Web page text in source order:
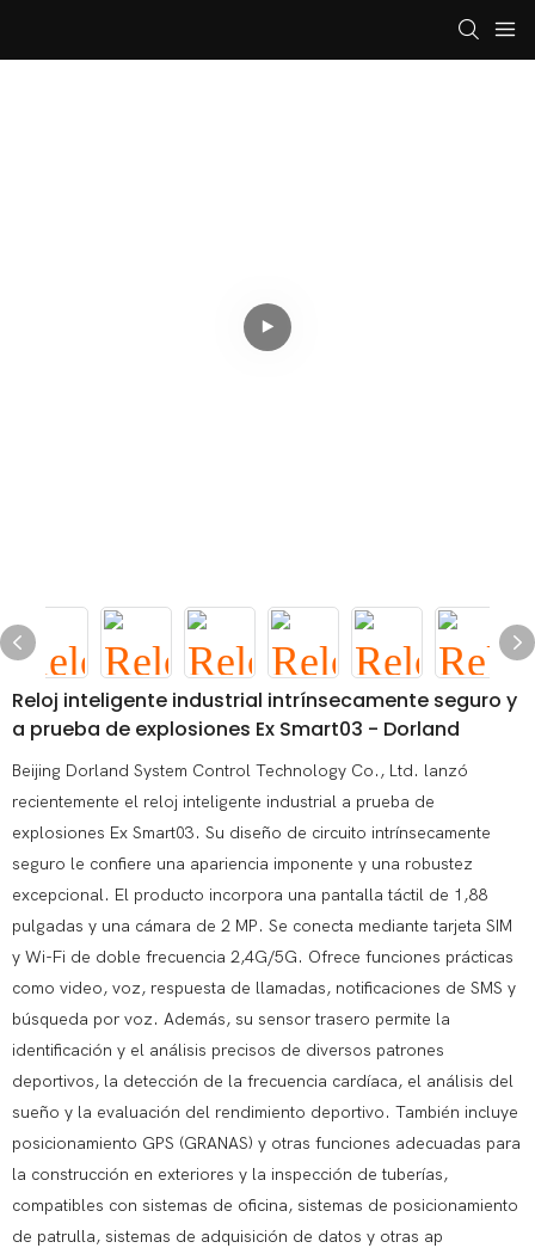
Reloj inteligente industrial intrínsecamente seguro y
a prueba de explosiones Ex Smart03 - Dorland
Beijing Dorland System Control Technology Co., Ltd. lanzó
recientemente el reloj inteligente industrial a prueba de
explosiones Ex Smart03. Su diseño de circuito intrínsecamente
seguro le confiere una apariencia imponente y una robustez
excepcional. El producto incorpora una pantalla táctil de 1,88
pulgadas y una cámara de 2 MP. Se conecta mediante tarjeta SIM
y Wi-Fi de doble frecuencia 2,4G/5G. Ofrece funciones prácticas
como video, voz, respuesta de llamadas, notificaciones de SMS y
búsqueda por voz. Además, su sensor trasero permite la
identificación y el análisis precisos de diversos patrones
deportivos, la detección de la frecuencia cardíaca, el análisis del
sueño y la evaluación del rendimiento deportivo. También incluye
posicionamiento GPS (GRANAS) y otras funciones adecuadas para
la construcción en exteriores y la inspección de tuberías,
compatibles con sistemas de oficina, sistemas de posicionamiento
de patrulla, sistemas de adquisición de datos y otras ap